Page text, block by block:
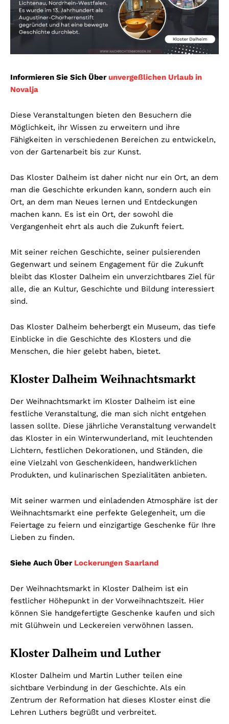
Informieren Sie Sich Überunvergeßlichen Urlaub in
Novalja
Diese Veranstaltungen bieten den Besuchern die
Möglichkeit, ihr Wissen zu erweitern und ihre
Fähigkeiten in verschiedenen Bereichen zu entwickeln,
von der Gartenarbeit bis zur Kunst.
Das Kloster Dalheim ist daher nicht nur ein Ort, an dem
man die Geschichte erkunden kann, sondern auch ein
Ort, an dem man Neues lernen und Entdeckungen
machen kann. Es ist ein Ort, der sowohl die
Vergangenheit ehrt als auch die Zukunft feiert.
Mit seiner reichen Geschichte, seiner pulsierenden
Gegenwart und seinem Engagement für die Zukunft
bleibt das Kloster Dalheim ein unverzichtbares Ziel für
alle, die an Kultur, Geschichte und Bildung interessiert
sind.
Das Kloster Dalheim beherbergt ein Museum, das tiefe
Einblicke in die Geschichte des Klosters und die
Menschen, die hier gelebt haben, bietet.
Kloster Dalheim Weihnachtsmarkt
Der Weihnachtsmarkt im Kloster Dalheim ist eine
festliche Veranstaltung, die man sich nicht entgehen
lassen sollte. Diese jährliche Veranstaltung verwandelt
das Kloster in ein Winterwunderland, mit leuchtenden
Lichtern, festlichen Dekorationen, und Ständen, die
eine Vielzahl von Geschenkideen, handwerklichen
Produkten, und kulinarischen Spezialitäten anbieten.
Mit seiner warmen und einladenden Atmosphäre ist der
Weihnachtsmarkt eine perfekte Gelegenheit, um die
Feiertage zu feiern und einzigartige Geschenke für Ihre
Lieben zu finden.
Siehe Auch Über Lockerungen Saarland
Der Weihnachtsmarkt in Kloster Dalheim ist ein
festlicher Höhepunkt in der Vorweihnachtszeit. Hier
können Sie handgefertigte Geschenke kaufen und sich
mit Glühwein und Leckereien verwöhnen lassen.
Kloster Dalheim und Luther
Kloster Dalheim und Martin Luther teilen eine
sichtbare Verbindung in der Geschichte. Als ein
Zentrum der Reformation hat dieses Kloster einst die
Lehren Luthers begrüßt und verbreitet.